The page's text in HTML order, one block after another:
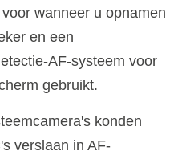
wanneer u opnamen
en een
AF-systeem voor
gebruikt.
konden
verslaan in AF-